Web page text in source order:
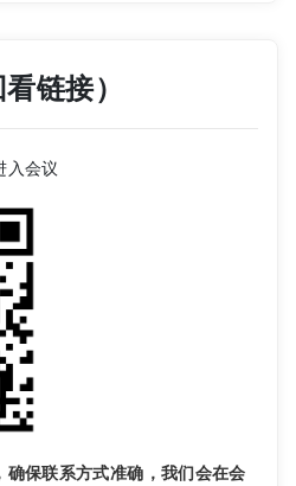
链接）
入会议
保联系方式准确，我们会在会